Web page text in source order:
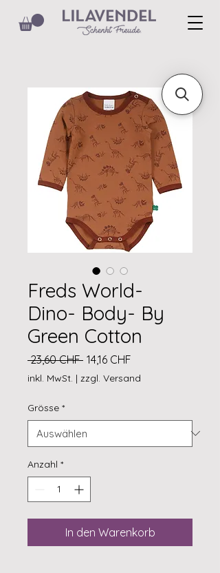
Freds World-
Dino- Body- By
Green Cotton
23,60 CHF Standardpreis
14,16 CHF
Preis
inkl. MwSt. | zzgl. Versand
Grösse *
Anzahl *
In den Warenkorb